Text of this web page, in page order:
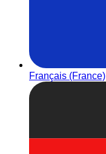
Français (France)